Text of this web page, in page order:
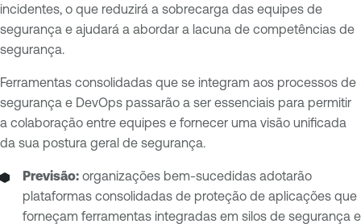
incidentes, o que reduzirá a sobrecarga das equipes de
segurança e ajudará a abordar a lacuna de competências de
segurança.
Ferramentas consolidadas que se integram aos processos de
segurança e DevOps passarão a ser essenciais para permitir
a colaboração entre equipes e fornecer uma visão unificada
da sua postura geral de segurança.
Previsão: organizações bem-sucedidas adotarão
plataformas consolidadas de proteção de aplicações que
forneçam ferramentas integradas em silos de segurança e